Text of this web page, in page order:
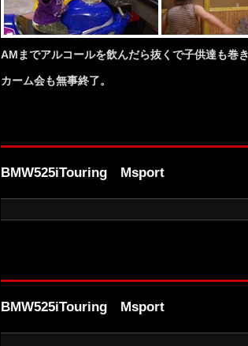
AMまでアルコールを飲んだら抜くで子供達も巻
カーム会も無事終了。
BMW525iTouring Msport
BMW525iTouring Msport